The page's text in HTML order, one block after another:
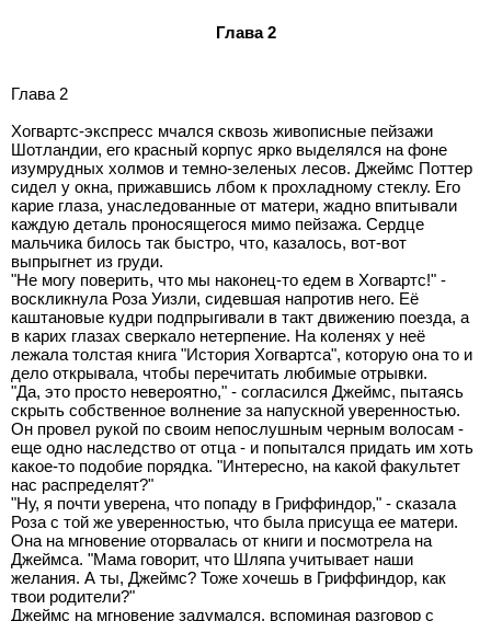
Глава 2
Глава 2
Хогвартс-экспресс мчался сквозь живописные пейзажи
Шотландии, его красный корпус ярко выделялся на фоне
изумрудных холмов и темно-зеленых лесов. Джеймс Поттер
сидел у окна, прижавшись лбом к прохладному стеклу. Его
карие глаза, унаследованные от матери, жадно впитывали
каждую деталь проносящегося мимо пейзажа. Сердце
мальчика билось так быстро, что, казалось, вот-вот
выпрыгнет из груди.
"Не могу поверить, что мы наконец-то едем в Хогвартс!" -
воскликнула Роза Уизли, сидевшая напротив него. Её
каштановые кудри подпрыгивали в такт движению поезда, а
в карих глазах сверкало нетерпение. На коленях у неё
лежала толстая книга "История Хогвартса", которую она то и
дело открывала, чтобы перечитать любимые отрывки.
"Да, это просто невероятно," - согласился Джеймс, пытаясь
скрыть собственное волнение за напускной уверенностью.
Он провел рукой по своим непослушным черным волосам -
еще одно наследство от отца - и попытался придать им хоть
какое-то подобие порядка. "Интересно, на какой факультет
нас распределят?"
"Ну, я почти уверена, что попаду в Гриффиндор," - сказала
Роза с той же уверенностью, что была присуща ее матери.
Она на мгновение оторвалась от книги и посмотрела на
Джеймса. "Мама говорит, что Шляпа учитывает наши
желания. А ты, Джеймс? Тоже хочешь в Гриффиндор, как
твои родители?"
Джеймс на мгновение задумался, вспоминая разговор с